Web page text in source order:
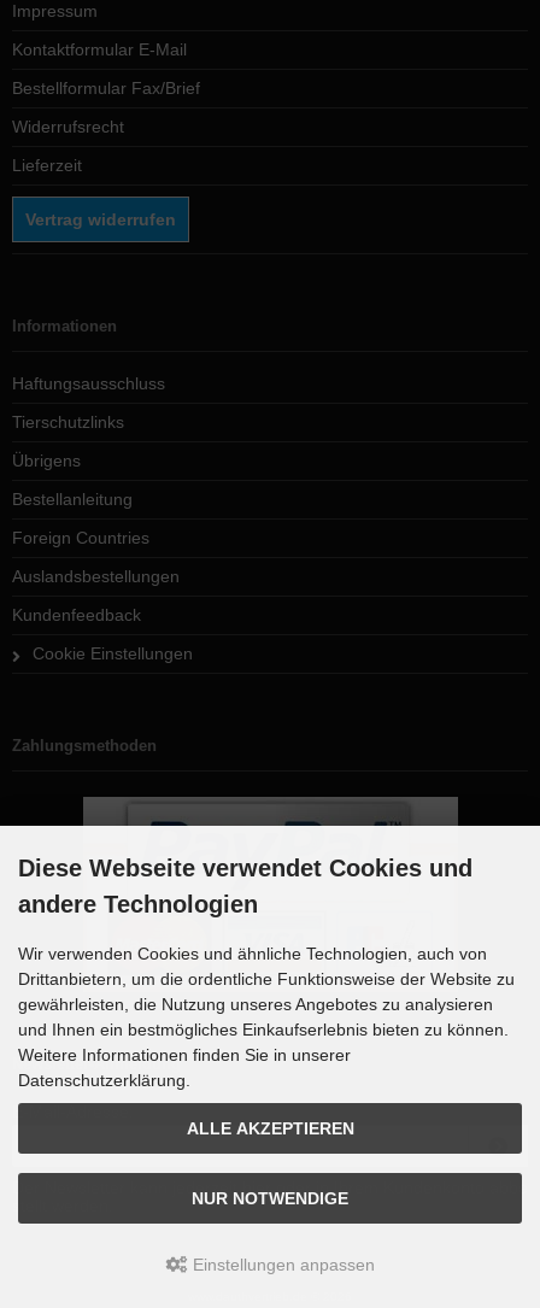
Impressum
Kontaktformular E-Mail
Bestellformular Fax/Brief
Widerrufsrecht
Lieferzeit
Vertrag widerrufen
Informationen
Haftungsausschluss
Tierschutzlinks
Übrigens
Bestellanleitung
Foreign Countries
Auslandsbestellungen
Kundenfeedback
Cookie Einstellungen
Zahlungsmethoden
Newsletter-Anmeldung
E-Mail-Adresse:
Diese Webseite verwendet Cookies und
andere Technologien
Wir verwenden Cookies und ähnliche Technologien, auch von
Drittanbietern, um die ordentliche Funktionsweise der Website zu
gewährleisten, die Nutzung unseres Angebotes zu analysieren
und Ihnen ein bestmögliches Einkaufserlebnis bieten zu können.
Weitere Informationen finden Sie in unserer
Datenschutzerklärung.
ALLE AKZEPTIEREN
NUR NOTWENDIGE
Einstellungen anpassen